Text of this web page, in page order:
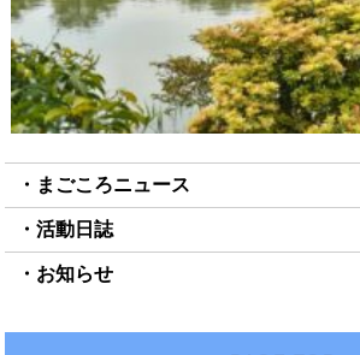
まごころニュース
活動日誌
お知らせ